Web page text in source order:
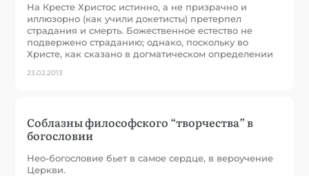
На Кресте Христос истинно, а не призрачно и
иллюзорно (как учили докетисты) претерпел
страдания и смерть. Божественное естество не
подвержено страданию; однако, поскольку во
Христе, как сказано в догматическом определении
23.02.2013
Соблазны философского “творчества” в
богословии
Нео-богословие бьет в самое сердце, в вероучение
Церкви.